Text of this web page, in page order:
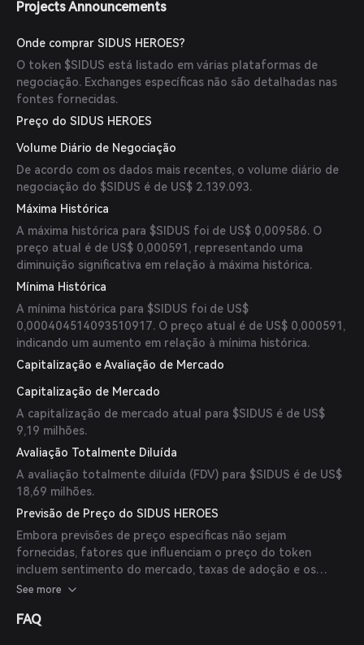
Projects Announcements
Onde comprar SIDUS HEROES?
O token $SIDUS está listado em várias plataformas de
negociação. Exchanges específicas não são detalhadas nas
fontes fornecidas.
Preço do SIDUS HEROES
Volume Diário de Negociação
De acordo com os dados mais recentes, o volume diário de
negociação do $SIDUS é de US$ 2.139.093.
Máxima Histórica
A máxima histórica para $SIDUS foi de US$ 0,009586. O
preço atual é de US$ 0,000591, representando uma
diminuição significativa em relação à máxima histórica.
Mínima Histórica
A mínima histórica para $SIDUS foi de US$
0,000404514093510917. O preço atual é de US$ 0,000591,
indicando um aumento em relação à mínima histórica.
Capitalização e Avaliação de Mercado
Capitalização de Mercado
A capitalização de mercado atual para $SIDUS é de US$
9,19 milhões.
Avaliação Totalmente Diluída
A avaliação totalmente diluída (FDV) para $SIDUS é de US$
18,69 milhões.
Previsão de Preço do SIDUS HEROES
Embora previsões de preço específicas não sejam
fornecidas, fatores que influenciam o preço do token
incluem sentimento do mercado, taxas de adoção e os
desenvolvimentos contínuos do projeto. Os investidores
tendências de mercado antes de tomar decisões de
See more
FAQ